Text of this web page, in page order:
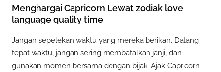
Menghargai Capricorn Lewat zodiak love
language quality time
Jangan sepelekan waktu yang mereka berikan. Datang
tepat waktu, jangan sering membatalkan janji, dan
gunakan momen bersama dengan bijak. Ajak Capricorn